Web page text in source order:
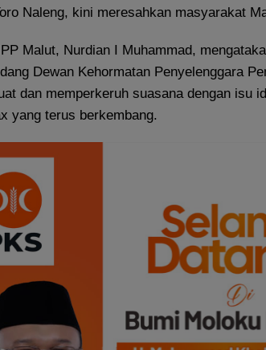
Naleng, kini meresahkan masyarakat
Malut, Nurdian I Muhammad,
Dewan Kehormatan Penyelenggara
dan memperkeruh suasana dengan isu
yang terus berkembang.